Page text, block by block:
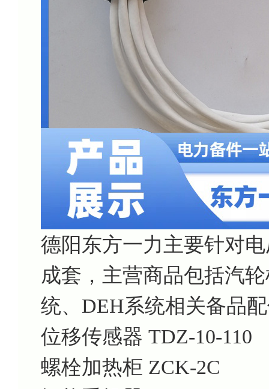
德阳东方一力主要针对
成套，主营商品包括汽
统、DEH系统相关备品
位移传感器 TDZ-10-110
螺栓加热柜 ZCK-2C